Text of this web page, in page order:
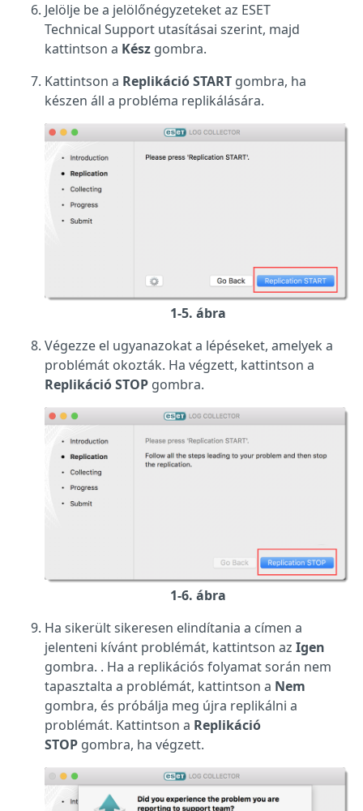
Jelölje be a jelölőnégyzeteket az ESET
Technical Support utasításai szerint, majd
kattintson a Kész gombra.
Kattintson a Replikáció START gombra, ha
készen áll a probléma replikálására.
1-5. ábra
Végezze el ugyanazokat a lépéseket, amelyek a
problémát okozták. Ha végzett, kattintson a
Replikáció STOP gombra.
1-6. ábra
Ha sikerült sikeresen elindítania a címen a
jelenteni kívánt problémát, kattintson az Igen
gombra. . Ha a replikációs folyamat során nem
tapasztalta a problémát, kattintson a Nem
gombra, és próbálja meg újra replikálni a
problémát. Kattintson a Replikáció
STOP gombra, ha végzett.